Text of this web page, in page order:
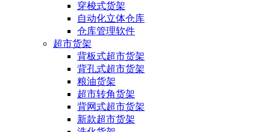
穿梭式货架
自动化立体仓库
仓库管理软件
超市货架
背板式超市货架
背孔式超市货架
粮油货架
超市转角货架
背网式超市货架
新款超市货架